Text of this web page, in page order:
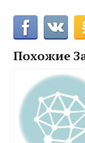
Похожие